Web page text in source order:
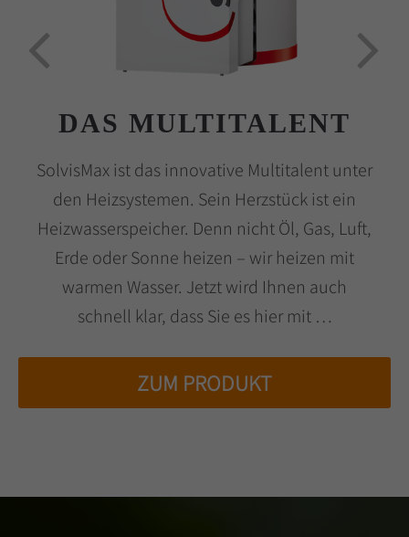
DAS MULTITALENT
SolvisMax ist das innovative Multitalent unter
den Heizsystemen. Sein Herzstück ist ein
Heizwasserspeicher. Denn nicht Öl, Gas, Luft,
Erde oder Sonne heizen – wir heizen mit
warmen Wasser. Jetzt wird Ihnen auch
schnell klar, dass Sie es hier mit …
ZUM PRODUKT